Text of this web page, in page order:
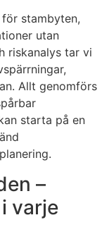
stambyten,
utan
riskanalys tar vi
Allt genomförs
starta på en
–
varje